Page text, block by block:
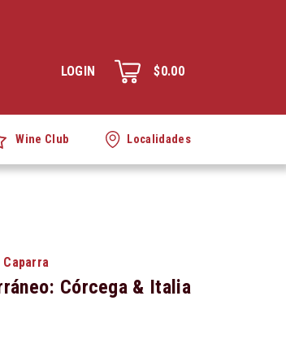
LOGIN $0.00
Wine Club Localidades
Córcega & Italia